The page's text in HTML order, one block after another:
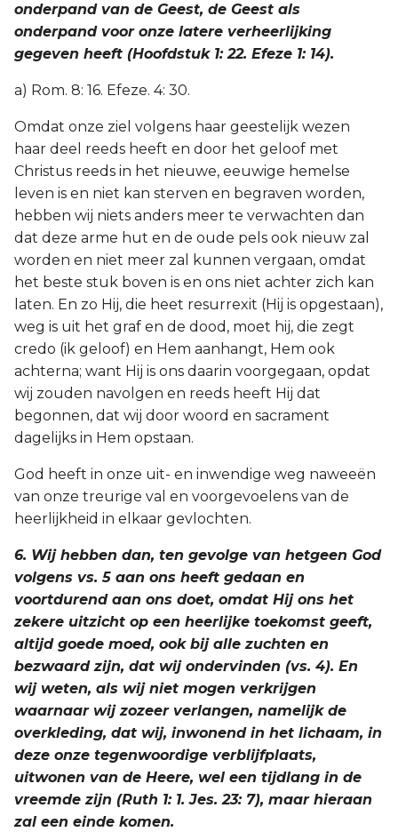
onderpand van de Geest, de Geest als
onderpand voor onze latere verheerlijking
gegeven heeft (Hoofdstuk 1: 22. Efeze 1: 14).
a) Rom. 8: 16. Efeze. 4: 30.
Omdat onze ziel volgens haar geestelijk wezen
haar deel reeds heeft en door het geloof met
Christus reeds in het nieuwe, eeuwige hemelse
leven is en niet kan sterven en begraven worden,
hebben wij niets anders meer te verwachten dan
dat deze arme hut en de oude pels ook nieuw zal
worden en niet meer zal kunnen vergaan, omdat
het beste stuk boven is en ons niet achter zich kan
laten. En zo Hij, die heet resurrexit (Hij is opgestaan),
weg is uit het graf en de dood, moet hij, die zegt
credo (ik geloof) en Hem aanhangt, Hem ook
achterna; want Hij is ons daarin voorgegaan, opdat
wij zouden navolgen en reeds heeft Hij dat
begonnen, dat wij door woord en sacrament
dagelijks in Hem opstaan.
God heeft in onze uit- en inwendige weg naweeën
van onze treurige val en voorgevoelens van de
heerlijkheid in elkaar gevlochten.
6. Wij hebben dan, ten gevolge van hetgeen God
volgens vs. 5 aan ons heeft gedaan en
voortdurend aan ons doet, omdat Hij ons het
zekere uitzicht op een heerlijke toekomst geeft,
altijd goede moed, ook bij alle zuchten en
bezwaard zijn, dat wij ondervinden (vs. 4). En
wij weten, als wij niet mogen verkrijgen
waarnaar wij zozeer verlangen, namelijk de
overkleding, dat wij, inwonend in het lichaam, in
deze onze tegenwoordige verblijfplaats,
uitwonen van de Heere, wel een tijdlang in de
vreemde zijn (Ruth 1: 1. Jes. 23: 7), maar hieraan
zal een einde komen.